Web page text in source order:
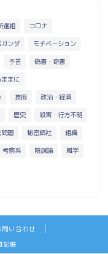
選組 コロナ
ンダ モチベーション
予言 偽書・奇書
まに
技術 政治・経済
歴史 殺害・行方不明
題 秘密結社 組織
考察系 陰謀論 雑学
問い合わせ
帳